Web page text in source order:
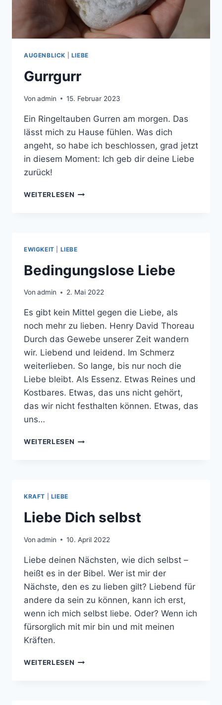
AUGENBLICK LIEBE
Gurrgurr
Von admin 15. Februar 2023
Ein Ringeltauben Gurren am morgen. Das
lässt mich zu Hause fühlen. Was dich
angeht, so habe ich beschlossen, grad jetzt
in diesem Moment: Ich geb dir deine Liebe
zurück!
WEITERLESEN GURRGURR
EWIGKEIT LIEBE
Bedingungslose Liebe
Von admin 2. Mai 2022
Es gibt kein Mittel gegen die Liebe, als
noch mehr zu lieben. Henry David Thoreau
Durch das Gewebe unserer Zeit wandern
wir. Liebend und leidend. Im Schmerz
weiterlieben. So lange, bis nur noch die
Liebe bleibt. Als Essenz. Etwas Reines und
Kostbares. Etwas, das uns nicht gehört,
das wir nicht festhalten können. Etwas, das
uns…
WEITERLESEN BEDINGUNGSLOSE
KRAFT LIEBE
Liebe Dich selbst
Von admin 10. April 2022
Liebe deinen Nächsten, wie dich selbst –
heißt es in der Bibel. Wer ist mir der
Nächste, den es zu lieben gilt? Liebend für
andere da sein zu können, kann ich erst,
wenn ich mich selbst liebe. Oder? Wenn ich
fürsorglich mit mir bin und mit meinen
Kräften.
WEITERLESEN LIEBE